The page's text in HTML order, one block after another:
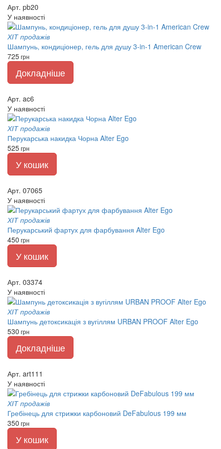
Арт. pb20
У наявності
ХІТ продажів
Шампунь, кондиціонер, гель для душу 3-in-1 American Crew
725грн
Докладніше
Арт. ac6
У наявності
ХІТ продажів
Перукарська накидка Чорна Alter Ego
525грн
У кошик
Арт. 07065
У наявності
ХІТ продажів
Перукарський фартух для фарбування Alter Ego
450 грн
У кошик
Арт. 03374
У наявності
ХІТ продажів
Шампунь детоксикація з вугіллям URBAN PROOF Alter Ego
530 грн
Докладніше
Арт. art111
У наявності
ХІТ продажів
Гребінець для стрижки карбоновий DeFabulous 199 мм
350 грн
У кошик